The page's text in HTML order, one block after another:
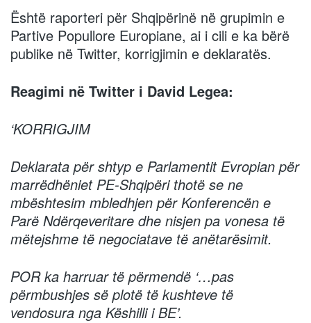
Është raporteri për Shqipërinë në grupimin e
Partive Popullore Europiane, ai i cili e ka bërë
publike në Twitter, korrigjimin e deklaratës.
Reagimi në Twitter i David Legea:
‘KORRIGJIM
Deklarata për shtyp e Parlamentit Evropian për
marrëdhëniet PE-Shqipëri thotë se ne
mbështesim mbledhjen për Konferencën e
Parë Ndërqeveritare dhe nisjen pa vonesa të
mëtejshme të negociatave të anëtarësimit.
POR ka harruar të përmendë ‘…pas
përmbushjes së plotë të kushteve të
vendosura nga Këshilli i BE’.